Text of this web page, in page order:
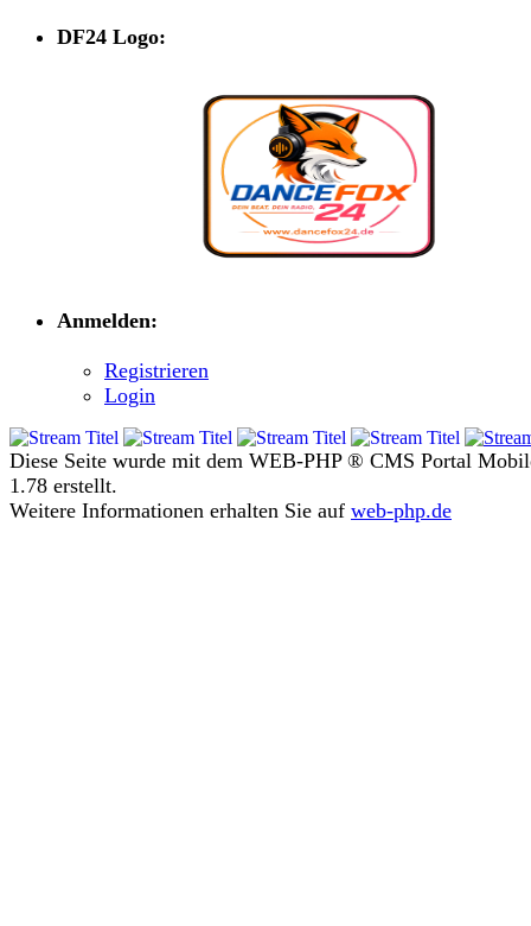
DF24 Logo:
Anmelden:
Registrieren
Login
Diese Seite wurde mit dem WEB-PHP ® CMS Portal
1.78 erstellt.
Weitere Informationen erhalten Sie auf web-php.de